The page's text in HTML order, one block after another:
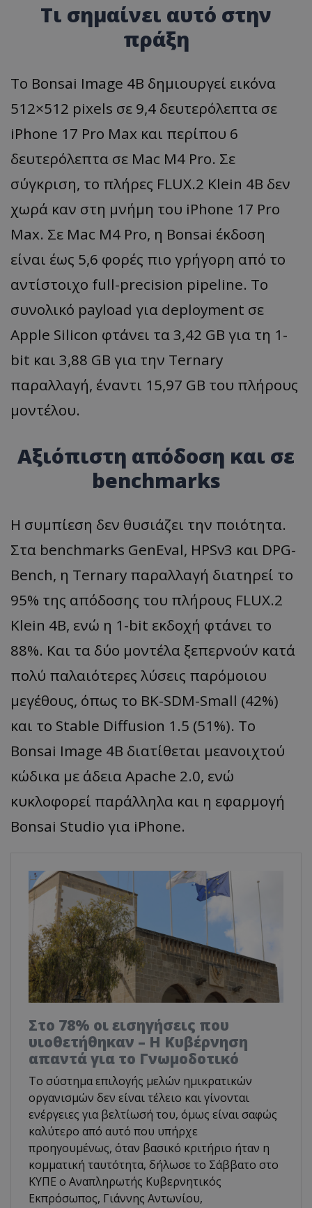
Τι σημαίνει αυτό στην
πράξη
Το Bonsai Image 4B δημιουργεί εικόνα
512×512 pixels σε 9,4 δευτερόλεπτα σε
iPhone 17 Pro Max και περίπου 6
δευτερόλεπτα σε Mac M4 Pro. Σε
σύγκριση, το πλήρες FLUX.2 Klein 4B δεν
χωρά καν στη μνήμη του iPhone 17 Pro
Max. Σε Mac M4 Pro, η Bonsai έκδοση
είναι έως 5,6 φορές πιο γρήγορη από το
αντίστοιχο full-precision pipeline. Το
συνολικό payload για deployment σε
Apple Silicon φτάνει τα 3,42 GB για τη 1-
bit και 3,88 GB για την Ternary
παραλλαγή, έναντι 15,97 GB του πλήρους
μοντέλου.
Αξιόπιστη απόδοση και σε
benchmarks
Η συμπίεση δεν θυσιάζει την ποιότητα.
Στα benchmarks GenEval, HPSv3 και DPG-
Bench, η Ternary παραλλαγή διατηρεί το
95% της απόδοσης του πλήρους FLUX.2
Klein 4B, ενώ η 1-bit εκδοχή φτάνει το
88%. Και τα δύο μοντέλα ξεπερνούν κατά
πολύ παλαιότερες λύσεις παρόμοιου
μεγέθους, όπως το BK-SDM-Small (42%)
και το Stable Diffusion 1.5 (51%). Το
Bonsai Image 4B διατίθεται μεανοιχτού
κώδικα με άδεια Apache 2.0, ενώ
κυκλοφορεί παράλληλα και η εφαρμογή
Bonsai Studio για iPhone.
Στο 78% οι εισηγήσεις που
υιοθετήθηκαν – Η Κυβέρνηση
απαντά για το Γνωμοδοτικό
Το σύστημα επιλογής μελών ημικρατικών
οργανισμών δεν είναι τέλειο και γίνονται
ενέργειες για βελτίωσή του, όμως είναι σαφώς
καλύτερο από αυτό που υπήρχε
προηγουμένως, όταν βασικό κριτήριο ήταν η
κομματική ταυτότητα, δήλωσε το Σάββατο στο
ΚΥΠΕ ο Αναπληρωτής Κυβερνητικός
Εκπρόσωπος, Γιάννης Αντωνίου,